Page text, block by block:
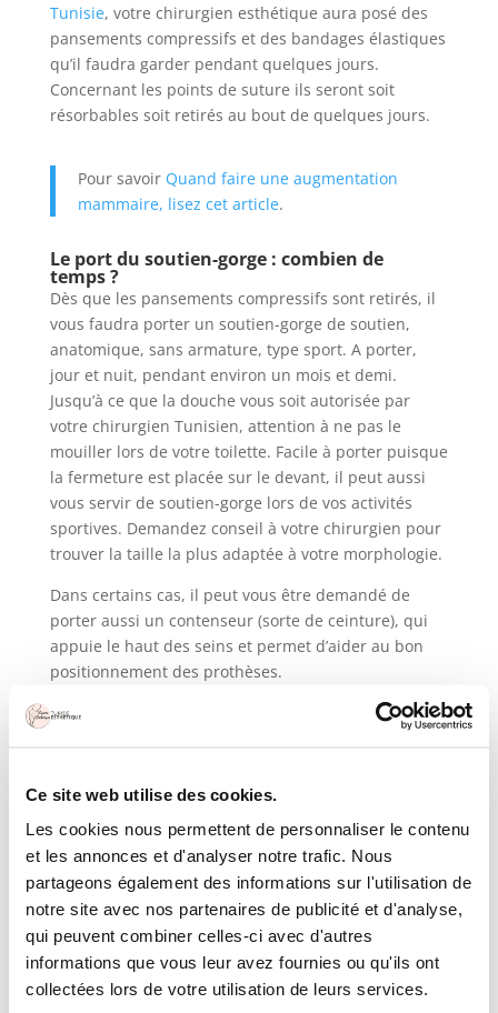
Ce site web utilise des cookies.
Les cookies nous permettent de personnaliser le contenu
et les annonces et d'analyser notre trafic. Nous
partageons également des informations sur l'utilisation de
notre site avec nos partenaires de publicité et d'analyse,
qui peuvent combiner celles-ci avec d'autres
informations que vous leur avez fournies ou qu'ils ont
collectées lors de votre utilisation de leurs services.
Tunisie, votre chirurgien esthétique aura posé des
pansements compressifs et des bandages élastiques
qu’il faudra garder pendant quelques jours.
Concernant les points de suture ils seront soit
résorbables soit retirés au bout de quelques jours.
Pour savoir Quand faire une augmentation
mammaire, lisez cet article.
Le port du soutien-gorge : combien de
temps ?
Dès que les pansements compressifs sont retirés, il
vous faudra porter un soutien-gorge de soutien,
anatomique, sans armature, type sport. A porter,
jour et nuit, pendant environ un mois et demi.
Jusqu’à ce que la douche vous soit autorisée par
votre chirurgien Tunisien, attention à ne pas le
mouiller lors de votre toilette. Facile à porter puisque
la fermeture est placée sur le devant, il peut aussi
vous servir de soutien-gorge lors de vos activités
sportives. Demandez conseil à votre chirurgien pour
trouver la taille la plus adaptée à votre morphologie.
Dans certains cas, il peut vous être demandé de
porter aussi un contenseur (sorte de ceinture), qui
appuie le haut des seins et permet d’aider au bon
positionnement des prothèses.
Pourquoi est-ce important de porter ce soutien-
gorge ? Pour maintenir correctement votre poitrine
douleur, augmenter votre confort mais aussi pour
parlons-en…
Les gonflements
Après une opération de chirurgie esthétique il est
normal d’avoir un gonflement de la zone opérée ainsi
que des bleus. Combien de temps faut-il pour
dégonfler ? Il faudra compter environ trois à quatre
semaines. Sachez par ailleurs qu’il faudra 6 mois